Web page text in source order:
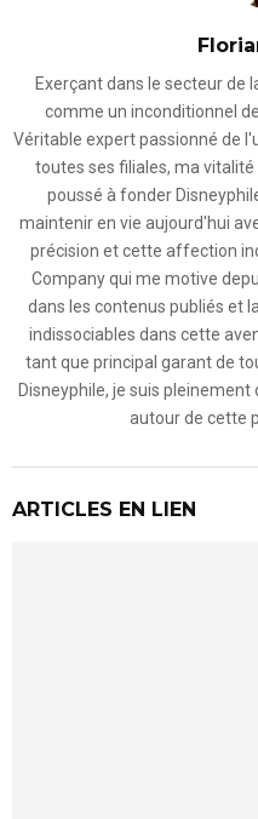
Exerçant dans le secteur de
comme un inconditionnel
Véritable expert passionné de
toutes ses filiales, ma
poussé à fonder
maintenir en vie aujourd'hui
précision et cette affection
Company qui me motive
dans les contenus publiés et
indissociables dans cette
tant que principal garant de
Disneyphile, je suis
autour de cette
ARTICLES EN LIEN